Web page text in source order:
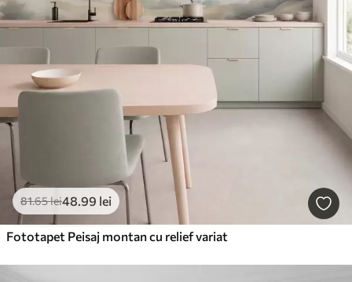
81.65lei48.99 lei
Fototapet Peisaj montan cu relief variat